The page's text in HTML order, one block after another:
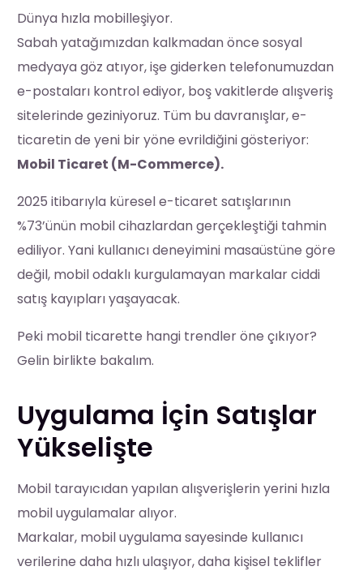
Dünya hızla mobilleşiyor.
Sabah yatağımızdan kalkmadan önce sosyal
medyaya göz atıyor, işe giderken telefonumuzdan
e-postaları kontrol ediyor, boş vakitlerde alışveriş
sitelerinde geziniyoruz. Tüm bu davranışlar, e-
ticaretin de yeni bir yöne evrildiğini gösteriyor:
Mobil Ticaret (M-Commerce).
2025 itibarıyla küresel e-ticaret satışlarının
%73’ünün mobil cihazlardan gerçekleştiği tahmin
ediliyor. Yani kullanıcı deneyimini masaüstüne göre
değil, mobil odaklı kurgulamayan markalar ciddi
satış kayıpları yaşayacak.
Peki mobil ticarette hangi trendler öne çıkıyor?
Gelin birlikte bakalım.
Uygulama İçin Satışlar
Yükselişte
Mobil tarayıcıdan yapılan alışverişlerin yerini hızla
mobil uygulamalar alıyor.
Markalar, mobil uygulama sayesinde kullanıcı
verilerine daha hızlı ulaşıyor, daha kişisel teklifler